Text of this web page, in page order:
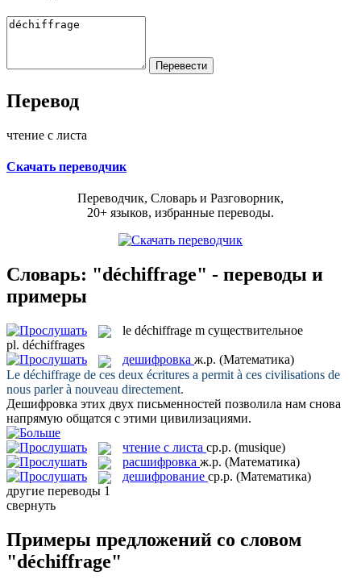
Перевод
чтение с листа
Скачать переводчик
Переводчик, Словарь и Разговорник,
20+ языков, избранные переводы.
Словарь: "déchiffrage" - переводы и
примеры
le déchiffrage m существительное
pl. déchiffrages
дешифровка ж.р. (Математика)
Le déchiffrage de ces deux écritures a permit à ces civilisations de
nous parler à nouveau directement.
Дешифровка этих двух письменностей позволила нам снова
напрямую общатся с этими цивилизациями.
чтение с листа ср.р. (musique)
расшифровка ж.р. (Математика)
дешифрование ср.р. (Математика)
другие переводы 1
свернуть
Примеры предложений со словом
"déchiffrage"